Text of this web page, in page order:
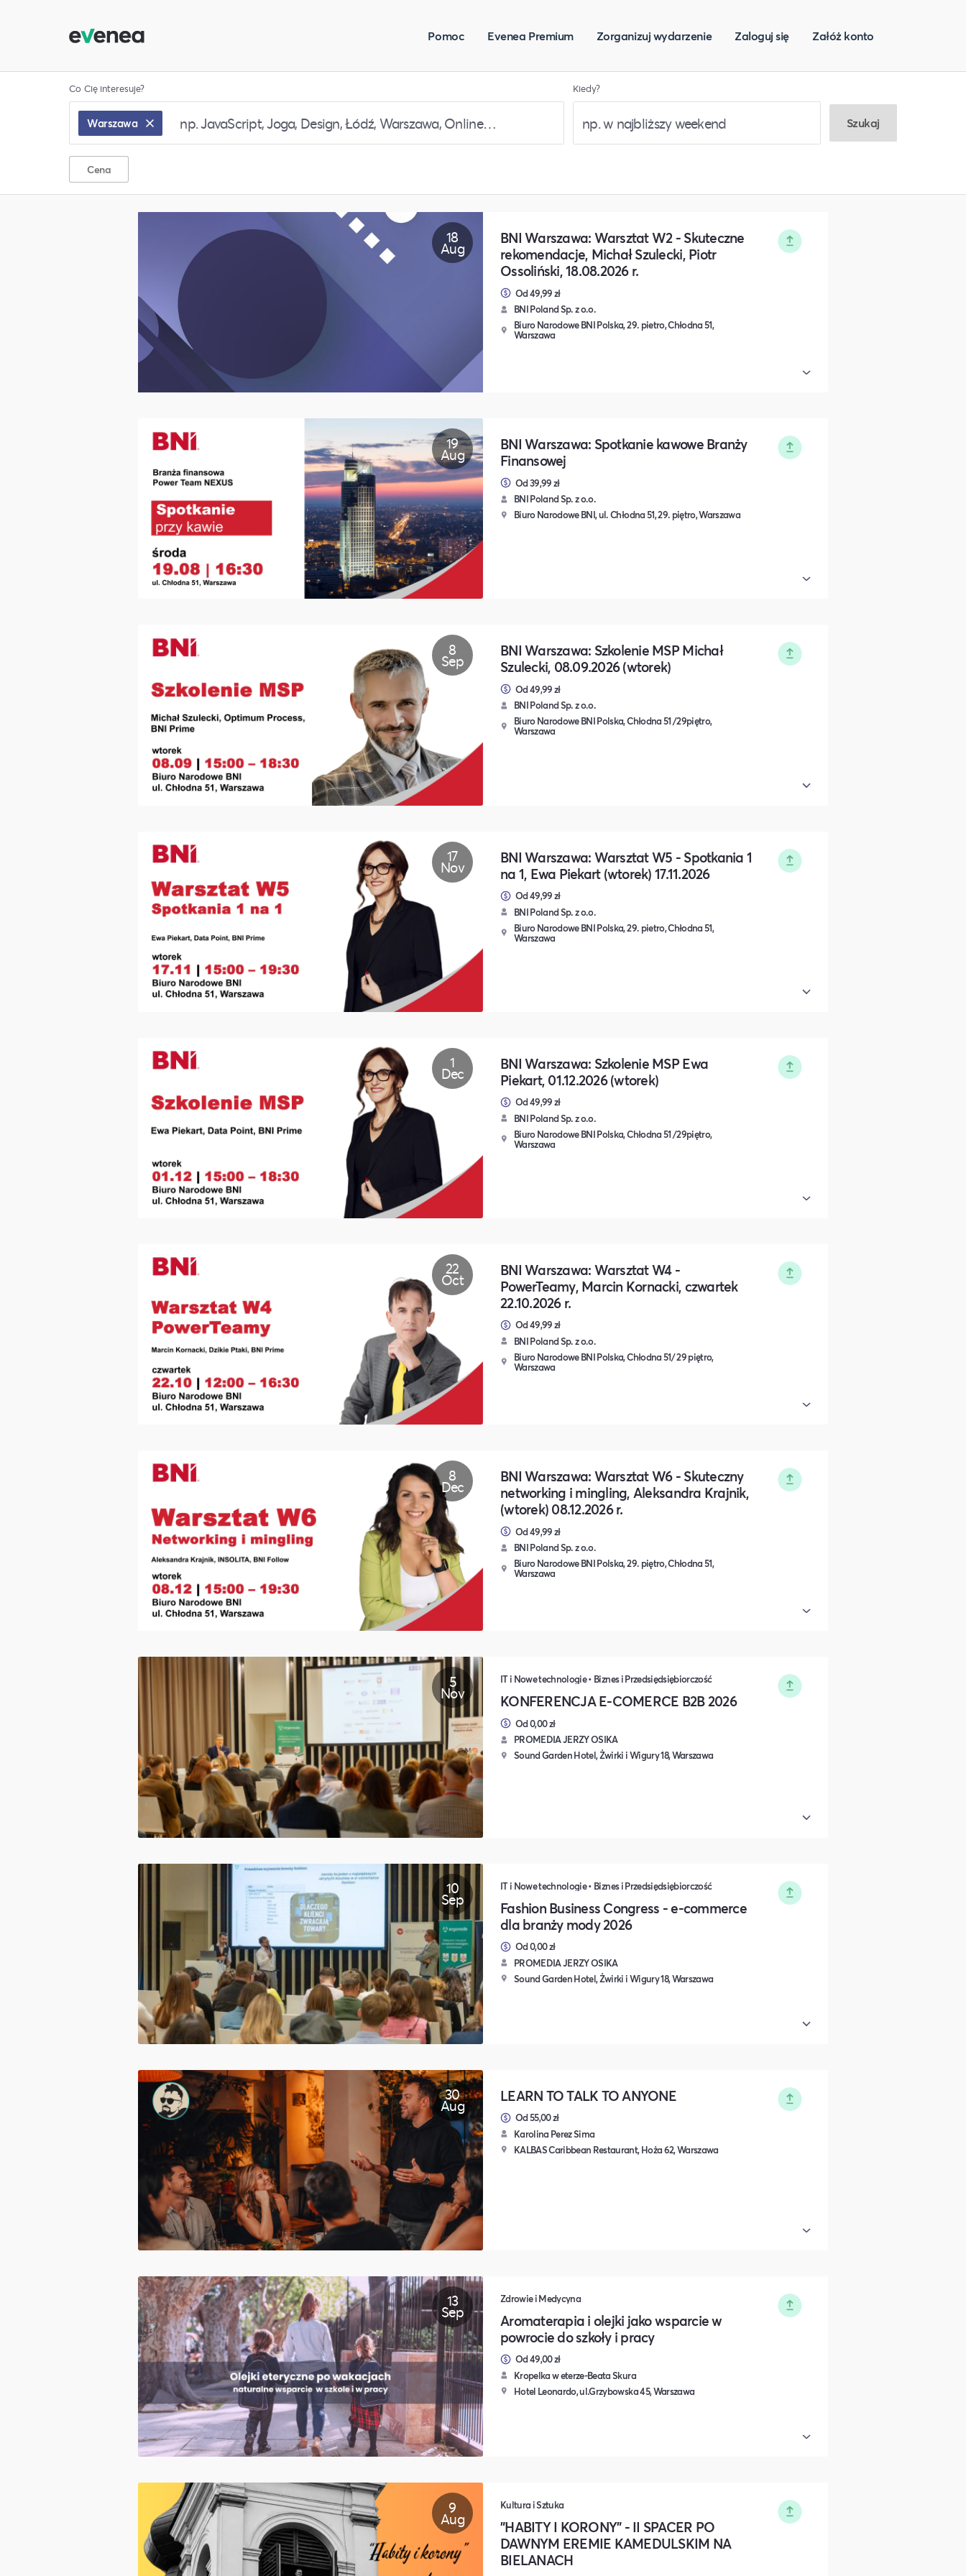
Pomoc Evenea Premium Zorganizuj wydarzenie Zaloguj się Załóż konto
Co Cię interesuje?
Warszawa
Kiedy?
Szukaj
Cena
18
Aug
BNI Warszawa: Warsztat W2 - Skuteczne
rekomendacje, Michał Szulecki, Piotr
Ossoliński, 18.08.2026 r.
Od 49,99 zł
BNI Poland Sp. z o.o.
Biuro Narodowe BNI Polska, 29. pietro, Chłodna 51,
Warszawa
19
Aug
BNI Warszawa: Spotkanie kawowe Branży
Finansowej
Od 39,99 zł
BNI Poland Sp. z o.o.
Biuro Narodowe BNI, ul. Chłodna 51, 29. piętro, Warszawa
8
Sep
BNI Warszawa: Szkolenie MSP Michał
Szulecki, 08.09.2026 (wtorek)
Od 49,99 zł
BNI Poland Sp. z o.o.
Biuro Narodowe BNI Polska, Chłodna 51 /29piętro,
Warszawa
17
Nov
BNI Warszawa: Warsztat W5 - Spotkania 1
na 1, Ewa Piekart (wtorek) 17.11.2026
Od 49,99 zł
BNI Poland Sp. z o.o.
Biuro Narodowe BNI Polska, 29. pietro, Chłodna 51,
Warszawa
1
Dec
BNI Warszawa: Szkolenie MSP Ewa
Piekart, 01.12.2026 (wtorek)
Od 49,99 zł
BNI Poland Sp. z o.o.
Biuro Narodowe BNI Polska, Chłodna 51 /29piętro,
Warszawa
22
Oct
BNI Warszawa: Warsztat W4 -
PowerTeamy, Marcin Kornacki, czwartek
22.10.2026 r.
Od 49,99 zł
BNI Poland Sp. z o.o.
Biuro Narodowe BNI Polska, Chłodna 51/ 29 piętro,
Warszawa
8
Dec
BNI Warszawa: Warsztat W6 - Skuteczny
networking i mingling, Aleksandra Krajnik,
(wtorek) 08.12.2026 r.
Od 49,99 zł
BNI Poland Sp. z o.o.
Biuro Narodowe BNI Polska, 29. piętro, Chłodna 51,
Warszawa
5
Nov
IT i Nowe technologie • Biznes i Przedsiędsiębiorczość
KONFERENCJA E-COMERCE B2B 2026
Od 0,00 zł
PROMEDIA JERZY OSIKA
Sound Garden Hotel, Żwirki i Wigury 18, Warszawa
10
Sep
IT i Nowe technologie • Biznes i Przedsiędsiębiorczość
Fashion Business Congress - e-commerce
dla branży mody 2026
Od 0,00 zł
PROMEDIA JERZY OSIKA
Sound Garden Hotel, Żwirki i Wigury 18, Warszawa
30
Aug
LEARN TO TALK TO ANYONE
Od 55,00 zł
Karolina Perez Sima
KALBAS Caribbean Restaurant, Hoża 62, Warszawa
13
Sep
Zdrowie i Medycyna
Aromaterapia i olejki jako wsparcie w
powrocie do szkoły i pracy
Od 49,00 zł
Kropelka w eterze-Beata Skura
Hotel Leonardo, ul.Grzybowska 45, Warszawa
9
Aug
Kultura i Sztuka
"HABITY I KORONY" - II SPACER PO
DAWNYM EREMIE KAMEDULSKIM NA
BIELANACH